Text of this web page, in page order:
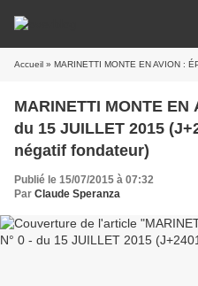
Accueil » MARINETTI MONTE EN AVION : ÉPISODE N° 0
MARINETTI MONTE EN AVION : ÉPISODE N° 0 -
du 15 JUILLET 2015
négatif fondateur)
Publié le 15/07/2015 à 07:32
Par Claude Speranza